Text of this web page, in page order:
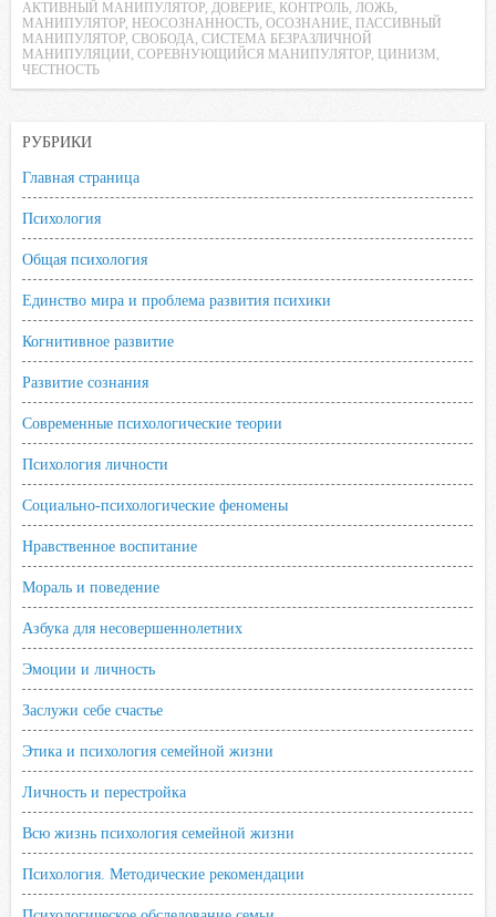
e
b
o
k
t
t
e
t
s
l
.
o
k
i
АКТИВНЫЙ МАНИПУЛЯТОР ДОВЕРИЕ КОНТРОЛЬ ЛОЖЬ
МАНИПУЛЯТОР
НЕОСОЗНАННОСТЬ ОСОЗНАНИЕ
ПАССИВНЫЙ
МАНИПУЛЯТОР СВОБОДА
СИСТЕМА БЕЗРАЗЛИЧНОЙ
МАНИПУЛЯЦИИ СОРЕВНУЮЩИЙСЯ МАНИПУЛЯТОР ЦИНИЗМ
ЧЕСТНОСТЬ
РУБРИКИ
Главная страница
Психология
Общая психология
Единство мира и проблема развития психики
Когнитивное развитие
Развитие сознания
Современные психологические теории
Психология личности
Социально-психологические феномены
Нравственное воспитание
Мораль и поведение
Азбука для несовершеннолетних
Эмоции и личность
Заслужи себе счастье
Этика и психология семейной жизни
Личность и перестройка
Всю жизнь психология семейной жизни
Психология. Методические рекомендации